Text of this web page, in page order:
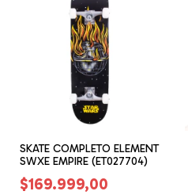
SKATE COMPLETO ELEMENT
SWXE EMPIRE (ET027704)
$169.999,00